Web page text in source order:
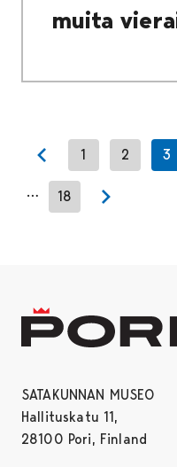
muita
Previous page
1 2 3
… 18
Next page
SATAKUNNAN MUSEO
Hallituskatu 11,
28100 Pori, Finland